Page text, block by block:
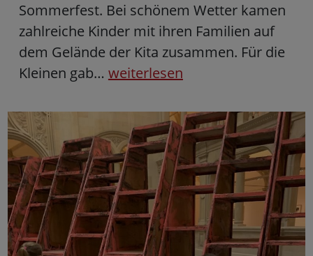
Sommerfest. Bei schönem Wetter kamen
zahlreiche Kinder mit ihren Familien auf
dem Gelände der Kita zusammen. Für die
Kleinen gab… weiterlesen